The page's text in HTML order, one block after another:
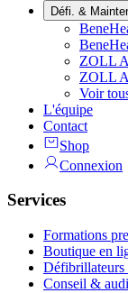
Défi. &
ZOLL
ZOLL
Voir
L'équipe
Contact
Shop
Connexion
Services
Formations
Boutique en
Défibrillateurs
Conseil &